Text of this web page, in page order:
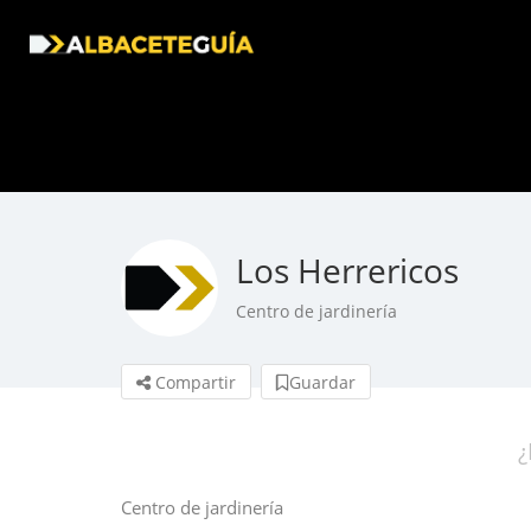
Los Herrericos
Centro de jardinería
Compartir Guardar
Centro de jardinería